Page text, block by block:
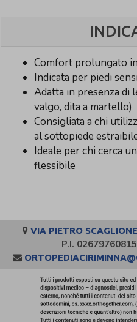
Comfort prolungato
Indicata per piedi
Adatta in presenza di
valgo, dita a martello)
Consigliata a chi
al sottopiede
Ideale per chi cerca
flessibile
VIA PIETRO
P.I. 02679760815